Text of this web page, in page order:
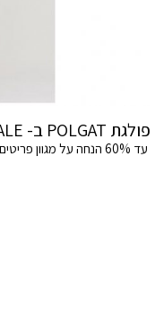
פולגת POLGAT ב- FINAL SALE .
עד 60% הנחה על מגוון פריטים מקולקציית החורף.